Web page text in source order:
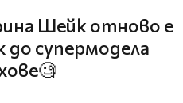
Шейк отново е
супермодела